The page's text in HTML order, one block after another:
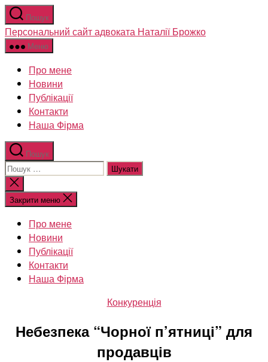
Перейти
до
вмісту
Пошук
Персональний сайт адвоката Наталії Брожко
Меню
Про мене
Новини
Публікації
Контакти
Наша Фірма
Пошук
Шукати:
Закрити
пошук
Закрити меню
Про мене
Новини
Публікації
Контакти
Наша Фірма
Категорії
Конкуренція
Небезпека “Чорної п’ятниці” для
продавців